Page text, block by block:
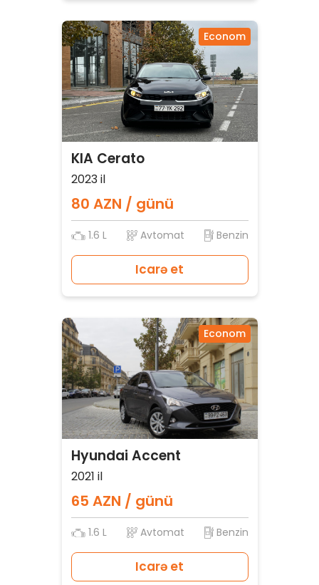
Econom
KIA Cerato
2023 il
80 AZN / günü
1.6 L Avtomat Benzin
Icarə et
Econom
Hyundai Accent
2021 il
65 AZN / günü
1.6 L Avtomat Benzin
Icarə et